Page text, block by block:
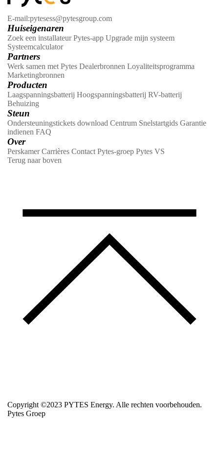
E-mail:pytesess@pytesgroup.com
Huiseigenaren
Zoek een installateur Pytes-app Upgrade mijn systeem
Systeemcalculator
Partners
Werk samen met Pytes Dealerbronnen Loyaliteitsprogramma
Marketingbronnen
Producten
Laagspanningsbatterij Hoogspanningsbatterij RV-batterij
Behuizing
Steun
Ondersteuningstickets download Centrum Snelstartgids Garantie
indienen FAQ
Over
Perskamer Carrières Contact Pytes-groep Pytes VS
Terug naar boven
Copyright ©2023 PYTES Energy. Alle rechten voorbehouden.
Pytes Groep